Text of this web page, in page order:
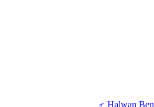
♂ Halwan Ben